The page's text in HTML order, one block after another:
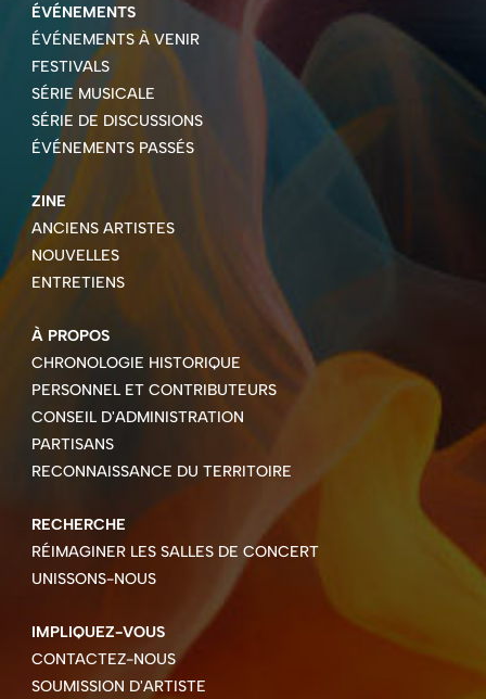
ÉVÉNEMENTS
ÉVÉNEMENTS À VENIR
FESTIVALS
SÉRIE MUSICALE
SÉRIE DE DISCUSSIONS
ÉVÉNEMENTS PASSÉS
ZINE
ANCIENS ARTISTES
NOUVELLES
ENTRETIENS
À PROPOS
CHRONOLOGIE HISTORIQUE
PERSONNEL ET CONTRIBUTEURS
CONSEIL D'ADMINISTRATION
PARTISANS
RECONNAISSANCE DU TERRITOIRE
RECHERCHE
RÉIMAGINER LES SALLES DE CONCERT
UNISSONS-NOUS
IMPLIQUEZ-VOUS
CONTACTEZ-NOUS
SOUMISSION D'ARTISTE